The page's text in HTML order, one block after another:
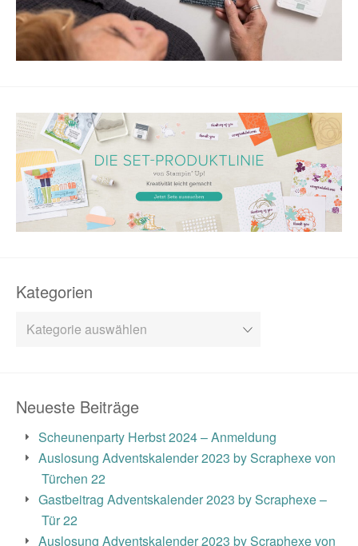
Kategorien
Kategorien
Neueste Beiträge
Scheunenparty Herbst 2024 – Anmeldung
Auslosung Adventskalender 2023 by Scraphexe von
Türchen 22
Gastbeitrag Adventskalender 2023 by Scraphexe –
Tür 22
Auslosung Adventskalender 2023 by Scraphexe von